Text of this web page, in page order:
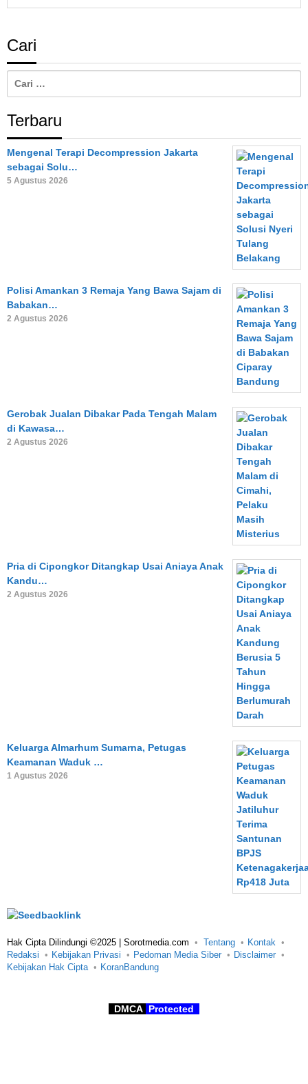
Cari
Terbaru
Mengenal Terapi Decompression Jakarta
sebagai Solu…
5 Agustus 2026
Polisi Amankan 3 Remaja Yang Bawa Sajam di
Babakan…
2 Agustus 2026
Gerobak Jualan Dibakar Pada Tengah Malam
di Kawasa…
2 Agustus 2026
Pria di Cipongkor Ditangkap Usai Aniaya Anak
Kandu…
2 Agustus 2026
Keluarga Almarhum Sumarna, Petugas
Keamanan Waduk …
1 Agustus 2026
Hak Cipta Dilindungi ©2025 | Sorotmedia.com Tentang
Kontak
Redaksi
Kebijakan Privasi Pedoman Media Siber
Disclaimer
Kebijakan Hak Cipta
KoranBandung
DMCA Protected